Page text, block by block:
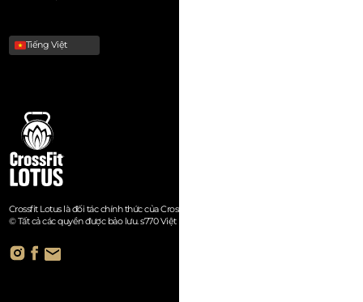
Tiếng Việt
Crossfit Lotus là đối tác chính thức của Crossfit.
© Tất cả các quyền được bảo lưu. s770 Việt Nam